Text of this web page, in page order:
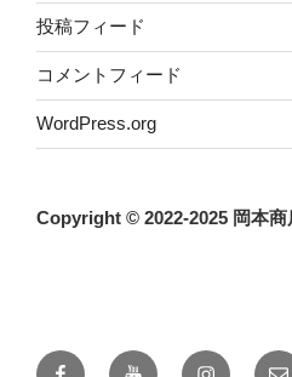
投稿フィード
コメントフィード
WordPress.org
Copyright © 2022-2025 岡本商
FacebookYouTubeinstagramメ